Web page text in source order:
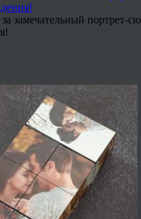
замечательный портрет-